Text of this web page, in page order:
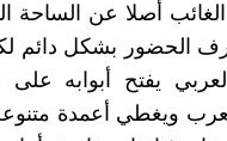
أصلا عن الساحة
الحضور بشكل دائم لكل
العربي يفتح أبوابه
ويغطي أعمدة